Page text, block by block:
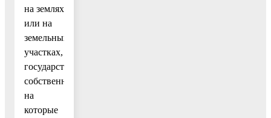
на землях
или на
земельных
участках,
государственная
собственность
на
которые